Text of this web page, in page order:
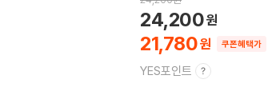
21,780
24,200
쿠폰혜택가
YES포인트